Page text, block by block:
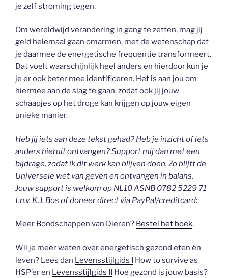
je zelf stroming tegen.
Om wereldwijd verandering in gang te zetten, mag jij
geld helemaal gaan omarmen, met de wetenschap dat
je daarmee de energetische frequentie transformeert.
Dat voelt waarschijnlijk heel anders en hierdoor kun je
je er ook beter mee identificeren. Het is aan jou om
hiermee aan de slag te gaan, zodat ook jij jouw
schaapjes op het droge kan krijgen op jouw eigen
unieke manier.
Heb jij iets aan deze tekst gehad? Heb je inzicht of iets
anders hieruit ontvangen? Support mij dan met een
bijdrage, zodat ik dit werk kan blijven doen. Zo blijft de
Universele wet van geven en ontvangen in balans.
Jouw support is welkom op NL10 ASNB 0782 5229 71
t.n.v. K.J. Bos of doneer direct via PayPal/creditcard:
Meer Boodschappen van Dieren? Bestel het boek.
Wil je meer weten over energetisch gezond eten én
leven? Lees dan Levensstijlgids I How to survive as
HSP’er en Levensstijlgids II Hoe gezond is jouw basis?